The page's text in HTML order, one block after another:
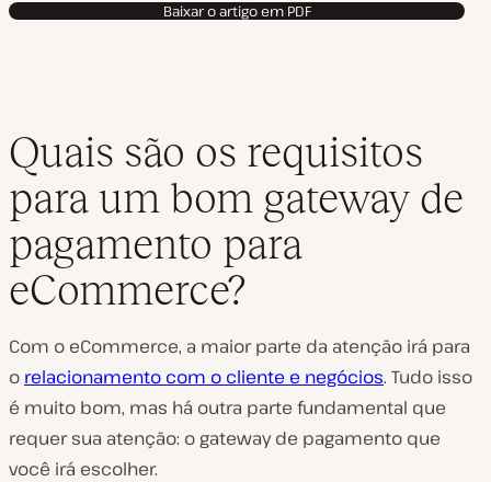
Baixar o artigo em PDF
Quais são os requisitos
para um bom gateway de
pagamento para
eCommerce?
Com o eCommerce, a maior parte da atenção irá para
o relacionamento com o cliente e negócios. Tudo isso
é muito bom, mas há outra parte fundamental que
requer sua atenção: o gateway de pagamento que
você irá escolher.